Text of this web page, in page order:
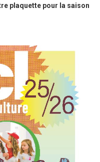
plaquette pour la saison